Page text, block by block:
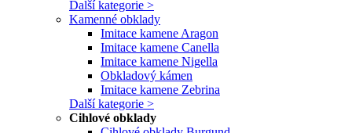
Další kategorie >
Kamenné obklady
Imitace kamene Aragon
Imitace kamene Canella
Imitace kamene Nigella
Obkladový kámen
Imitace kamene Zebrina
Další kategorie >
Cihlové obklady